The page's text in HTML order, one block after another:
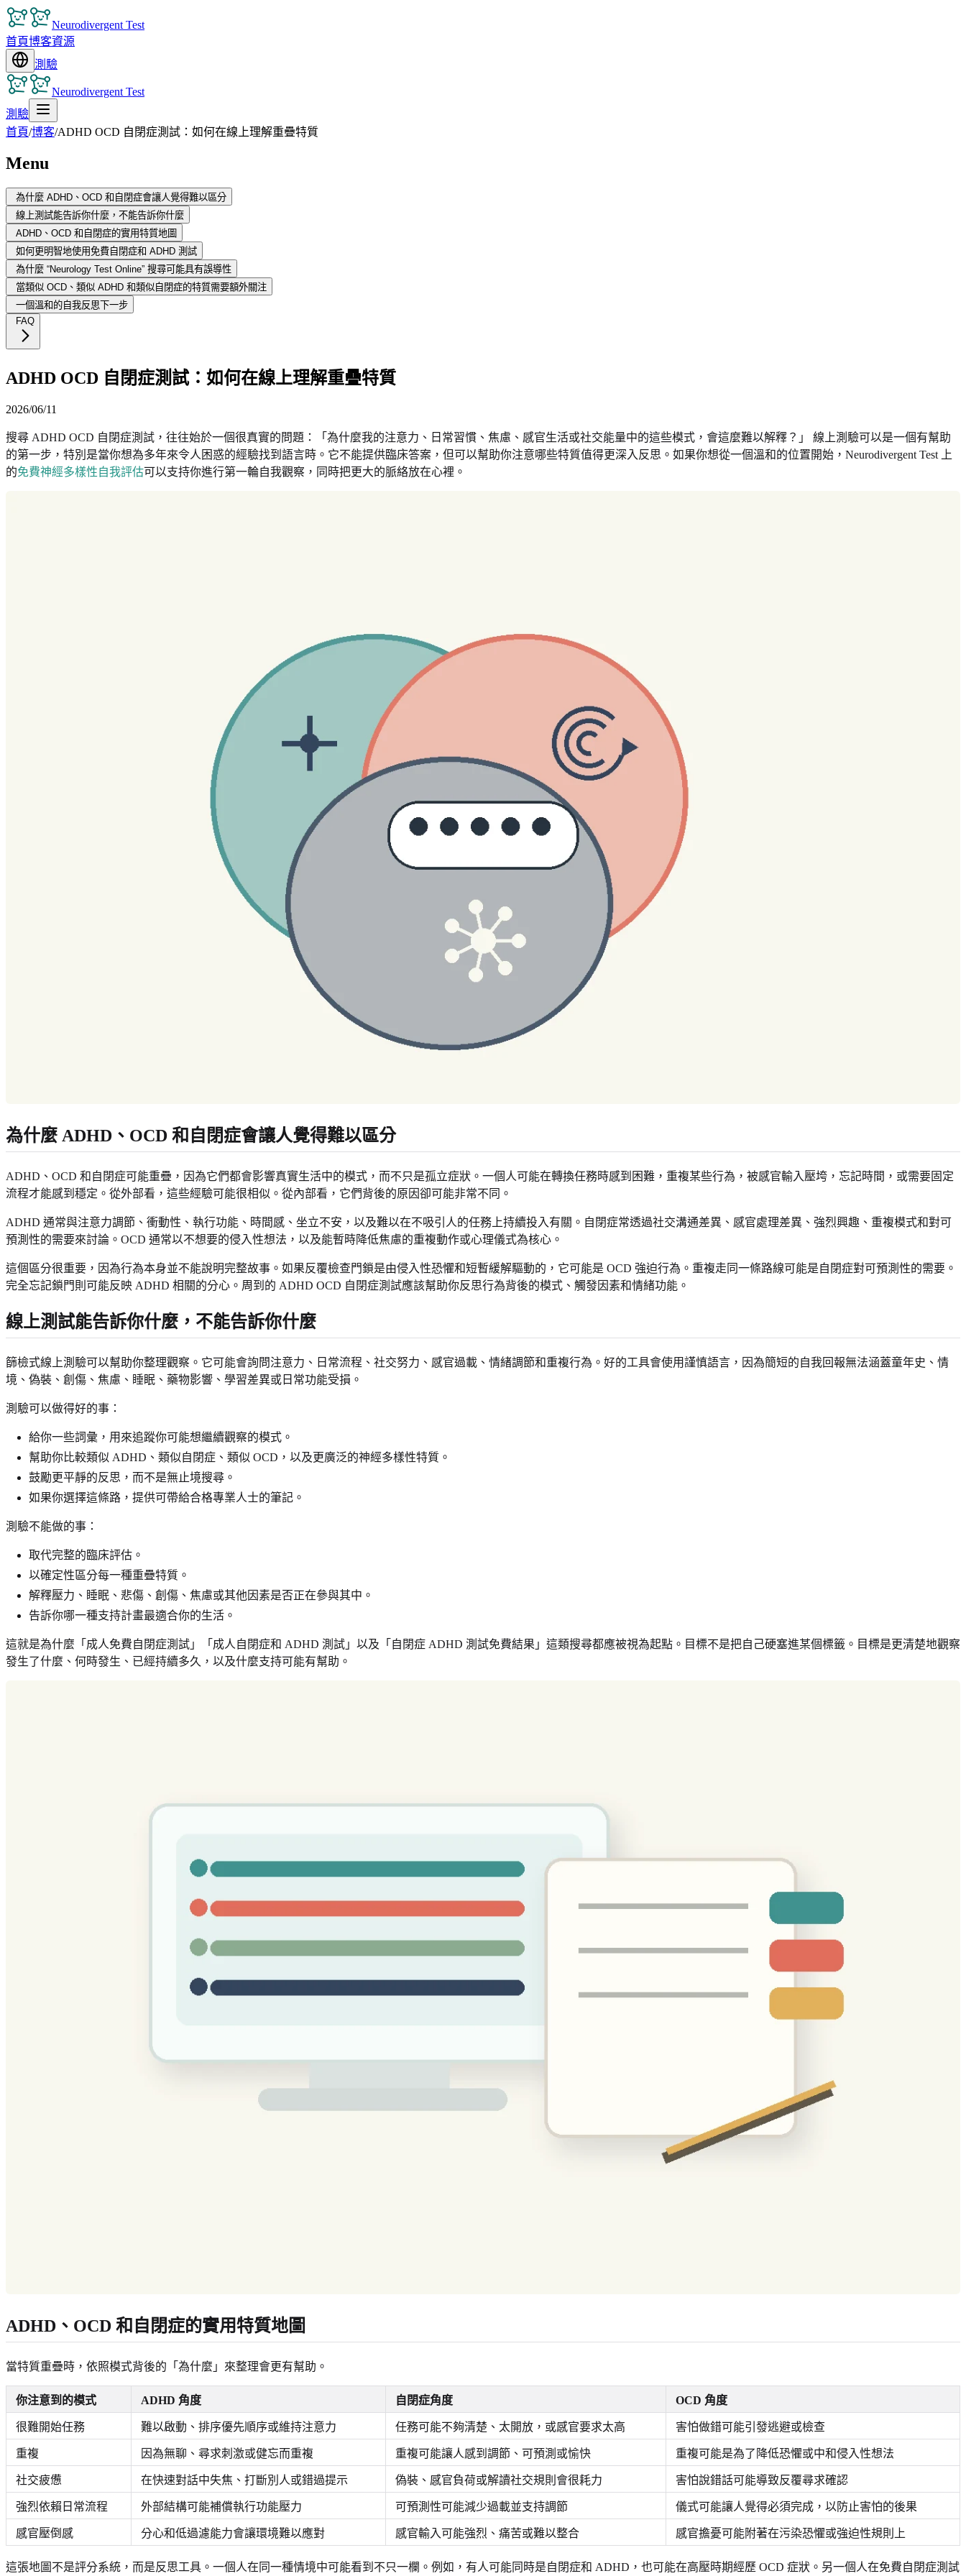
Neurodivergent Test
首頁博客資源
測驗
Neurodivergent Test
測驗
首頁/博客/ADHD OCD 自閉症測試：如何在線上理解重疊特質
Menu
為什麼 ADHD、OCD 和自閉症會讓人覺得難以區分
線上測試能告訴你什麼，不能告訴你什麼
ADHD、OCD 和自閉症的實用特質地圖
如何更明智地使用免費自閉症和 ADHD 測試
為什麼 “Neurology Test Online” 搜尋可能具有誤導性
當類似 OCD、類似 ADHD 和類似自閉症的特質需要額外關注
一個溫和的自我反思下一步
FAQ
ADHD OCD 自閉症測試：如何在線上理解重疊特質
2026/06/11
搜尋 ADHD OCD 自閉症測試，往往始於一個很真實的問題：「為什麼我的注意力、日常習慣、焦慮、感官生活或社交能量中的這些模式，會這麼難以解釋？」 線上測驗可以是一個有幫助
的第一步，特別是當你想為多年來令人困惑的經驗找到語言時。它不能提供臨床答案，但可以幫助你注意哪些特質值得更深入反思。如果你想從一個溫和的位置開始，Neurodivergent Test 上
的免費神經多樣性自我評估可以支持你進行第一輪自我觀察，同時把更大的脈絡放在心裡。
為什麼 ADHD、OCD 和自閉症會讓人覺得難以區分
ADHD、OCD 和自閉症可能重疊，因為它們都會影響真實生活中的模式，而不只是孤立症狀。一個人可能在轉換任務時感到困難，重複某些行為，被感官輸入壓垮，忘記時間，或需要固定
流程才能感到穩定。從外部看，這些經驗可能很相似。從內部看，它們背後的原因卻可能非常不同。
ADHD 通常與注意力調節、衝動性、執行功能、時間感、坐立不安，以及難以在不吸引人的任務上持續投入有關。自閉症常透過社交溝通差異、感官處理差異、強烈興趣、重複模式和對可
預測性的需要來討論。OCD 通常以不想要的侵入性想法，以及能暫時降低焦慮的重複動作或心理儀式為核心。
這個區分很重要，因為行為本身並不能說明完整故事。如果反覆檢查門鎖是由侵入性恐懼和短暫緩解驅動的，它可能是 OCD 強迫行為。重複走同一條路線可能是自閉症對可預測性的需要。
完全忘記鎖門則可能反映 ADHD 相關的分心。周到的 ADHD OCD 自閉症測試應該幫助你反思行為背後的模式、觸發因素和情緒功能。
線上測試能告訴你什麼，不能告訴你什麼
篩檢式線上測驗可以幫助你整理觀察。它可能會詢問注意力、日常流程、社交努力、感官過載、情緒調節和重複行為。好的工具會使用謹慎語言，因為簡短的自我回報無法涵蓋童年史、情
境、偽裝、創傷、焦慮、睡眠、藥物影響、學習差異或日常功能受損。
測驗可以做得好的事：
給你一些詞彙，用來追蹤你可能想繼續觀察的模式。
幫助你比較類似 ADHD、類似自閉症、類似 OCD，以及更廣泛的神經多樣性特質。
鼓勵更平靜的反思，而不是無止境搜尋。
如果你選擇這條路，提供可帶給合格專業人士的筆記。
測驗不能做的事：
取代完整的臨床評估。
以確定性區分每一種重疊特質。
解釋壓力、睡眠、悲傷、創傷、焦慮或其他因素是否正在參與其中。
告訴你哪一種支持計畫最適合你的生活。
這就是為什麼「成人免費自閉症測試」「成人自閉症和 ADHD 測試」以及「自閉症 ADHD 測試免費結果」這類搜尋都應被視為起點。目標不是把自己硬塞進某個標籤。目標是更清楚地觀察
發生了什麼、何時發生、已經持續多久，以及什麼支持可能有幫助。
ADHD、OCD 和自閉症的實用特質地圖
當特質重疊時，依照模式背後的「為什麼」來整理會更有幫助。
你注意到的模式 ADHD 角度 自閉症角度 OCD 角度
很難開始任務 難以啟動、排序優先順序或維持注意力 任務可能不夠清楚、太開放，或感官要求太高 害怕做錯可能引發逃避或檢查
重複 因為無聊、尋求刺激或健忘而重複 重複可能讓人感到調節、可預測或愉快 重複可能是為了降低恐懼或中和侵入性想法
社交疲憊 在快速對話中失焦、打斷別人或錯過提示 偽裝、感官負荷或解讀社交規則會很耗力 害怕說錯話可能導致反覆尋求確認
強烈依賴日常流程 外部結構可能補償執行功能壓力 可預測性可能減少過載並支持調節 儀式可能讓人覺得必須完成，以防止害怕的後果
感官壓倒感 分心和低過濾能力會讓環境難以應對 感官輸入可能強烈、痛苦或難以整合 感官擔憂可能附著在污染恐懼或強迫性規則上
這張地圖不是評分系統，而是反思工具。一個人在同一種情境中可能看到不只一欄。例如，有人可能同時是自閉症和 ADHD，也可能在高壓時期經歷 OCD 症狀。另一個人在免費自閉症測試